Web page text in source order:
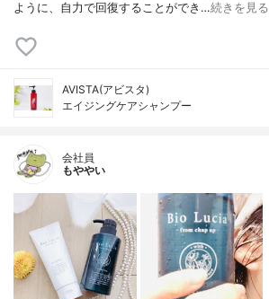
ように、自力で回復することができ…続きを見る
AVISTA(アビスタ)
エイジングケアシャンプー
会社員
もややい